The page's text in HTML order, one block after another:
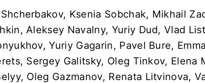
Ksenia Sobchak, Mikhail
Aleksey Navalny, Yuriy Dud, Vlad
Yuriy Gagarin, Pavel Bure,
Sergey Galitsky, Oleg Tinkov, Elena
Oleg Gazmanov, Renata Litvinova,